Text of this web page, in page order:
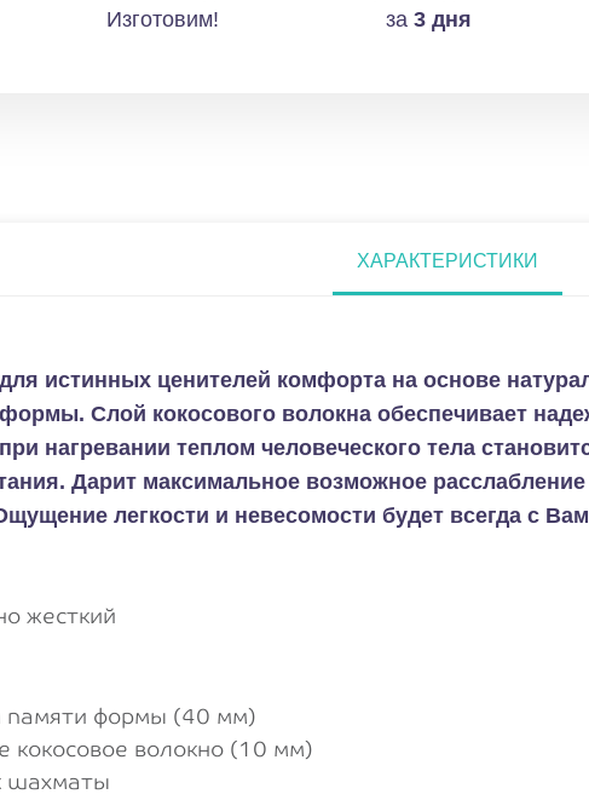
за 3 дня
Изготовим!
ХАРАКТЕРИСТИКИ
истинных ценителей комфорта на основе
Слой кокосового волокна обеспечивает
нагревании теплом человеческого тела
Дарит максимальное возможное
легкости и невесомости будет всегда с
жесткий
памяти формы (40 мм)
кокосовое волокно (10 мм)
шахматы